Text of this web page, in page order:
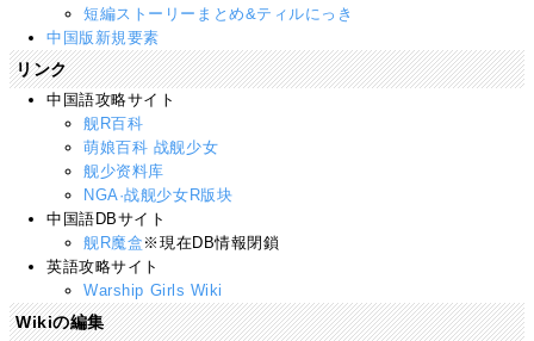
短編ストーリーまとめ&ティルにっき
中国版新規要素
リンク
中国語攻略サイト
舰R百科
萌娘百科 战舰少女
舰少资料库
NGA·战舰少女R版块
中国語DBサイト
舰R魔盒 ※現在DB情報閉鎖
英語攻略サイト
Warship Girls Wiki
Wikiの編集